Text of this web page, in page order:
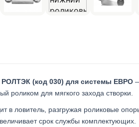
(код 030) для системы ЕВРО
роликом для мягкого захода створки.
в ловитель, разгружая роликовые
срок службы комплектующих.